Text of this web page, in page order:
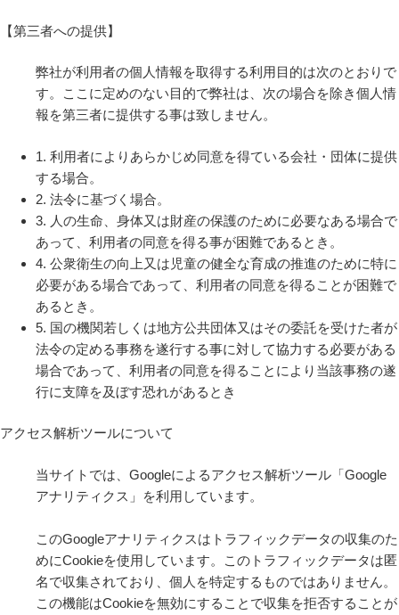
【第三者への提供】
弊社が利用者の個人情報を取得する利用目的は次のとおりで
す。ここに定めのない目的で弊社は、次の場合を除き個人情
報を第三者に提供する事は致しません。
1. 利用者によりあらかじめ同意を得ている会社・団体に提供
する場合。
2. 法令に基づく場合。
3. 人の生命、身体又は財産の保護のために必要なある場合で
あって、利用者の同意を得る事が困難であるとき。
4. 公衆衛生の向上又は児童の健全な育成の推進のために特に
必要がある場合であって、利用者の同意を得ることが困難で
あるとき。
5. 国の機関若しくは地方公共団体又はその委託を受けた者が
法令の定める事務を遂行する事に対して協力する必要がある
場合であって、利用者の同意を得ることにより当該事務の遂
行に支障を及ぼす恐れがあるとき
アクセス解析ツールについて
当サイトでは、Googleによるアクセス解析ツール「Google
アナリティクス」を利用しています。
このGoogleアナリティクスはトラフィックデータの収集のた
めにCookieを使用しています。このトラフィックデータは匿
名で収集されており、個人を特定するものではありません。
この機能はCookieを無効にすることで収集を拒否することが